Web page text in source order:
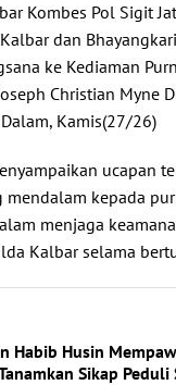
Kombes Pol Sigit
dan
ke Kediaman
Christian Myne
Kamis(27/26)
ucapan
mendalam kepada
menjaga
Kalbar selama
Habib Husin
Sikap Peduli